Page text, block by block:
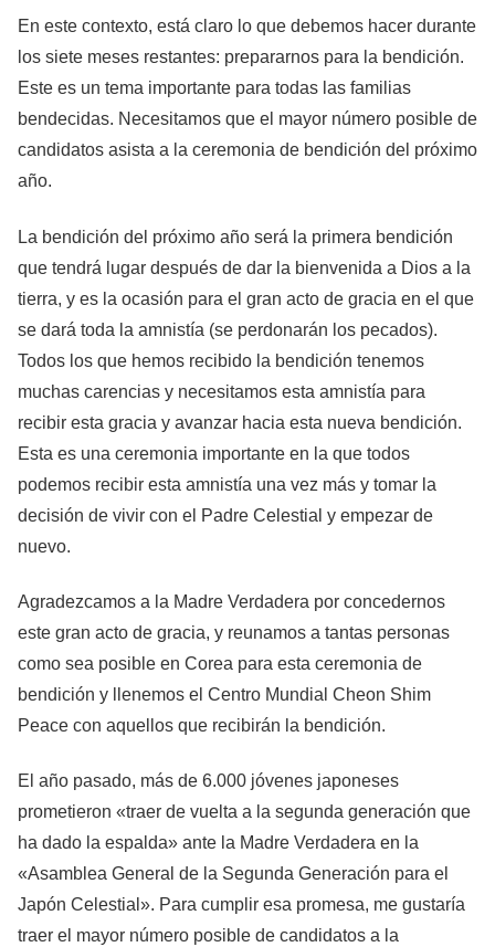
En este contexto, está claro lo que debemos hacer durante
los siete meses restantes: prepararnos para la bendición.
Este es un tema importante para todas las familias
bendecidas. Necesitamos que el mayor número posible de
candidatos asista a la ceremonia de bendición del próximo
año.
La bendición del próximo año será la primera bendición
que tendrá lugar después de dar la bienvenida a Dios a la
tierra, y es la ocasión para el gran acto de gracia en el que
se dará toda la amnistía (se perdonarán los pecados).
Todos los que hemos recibido la bendición tenemos
muchas carencias y necesitamos esta amnistía para
recibir esta gracia y avanzar hacia esta nueva bendición.
Esta es una ceremonia importante en la que todos
podemos recibir esta amnistía una vez más y tomar la
decisión de vivir con el Padre Celestial y empezar de
nuevo.
Agradezcamos a la Madre Verdadera por concedernos
este gran acto de gracia, y reunamos a tantas personas
como sea posible en Corea para esta ceremonia de
bendición y llenemos el Centro Mundial Cheon Shim
Peace con aquellos que recibirán la bendición.
El año pasado, más de 6.000 jóvenes japoneses
prometieron «traer de vuelta a la segunda generación que
ha dado la espalda» ante la Madre Verdadera en la
«Asamblea General de la Segunda Generación para el
Japón Celestial». Para cumplir esa promesa, me gustaría
traer el mayor número posible de candidatos a la